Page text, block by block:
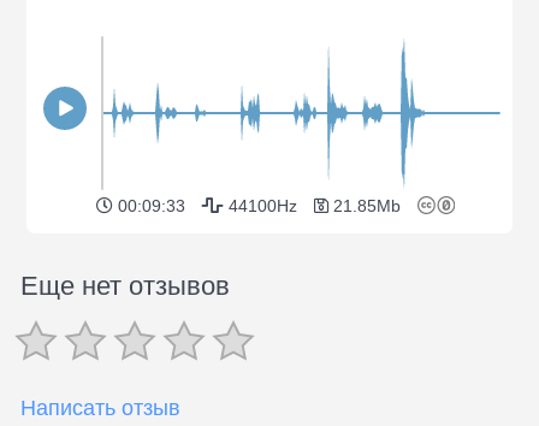
00:09:33 44100Hz 21.85Mb
Еще нет отзывов
Написать отзыв